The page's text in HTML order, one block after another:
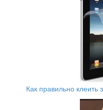
Как правильно